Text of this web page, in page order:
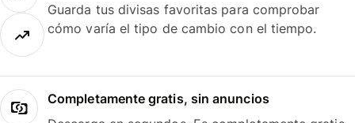
Guarda tus divisas favoritas para comprobar
cómo varía el tipo de cambio con el tiempo.
Completamente gratis, sin anuncios